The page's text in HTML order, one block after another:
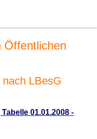
Öffentlichen
LBesG
01.01.2008 -